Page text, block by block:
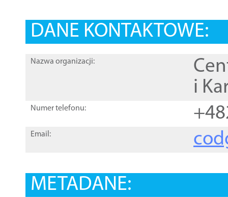
DANE KONTAKTOWE:
Nazwa organizacji:
i
Numer telefonu:
Email:
METADANE: